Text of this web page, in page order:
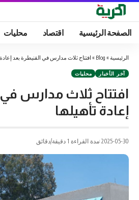
الصفحة الرئيسية اقتصاد محليات
الرئيسية »
Blog
» افتتاح ثلاث مدارس في القنيطرة بعد إعادة
آخر الأخبار محليات
افتتاح ثلاث مدارس
إعادة تأهيلها
2025-05-30 مدة القراءة 1 دقيقة/دقائق